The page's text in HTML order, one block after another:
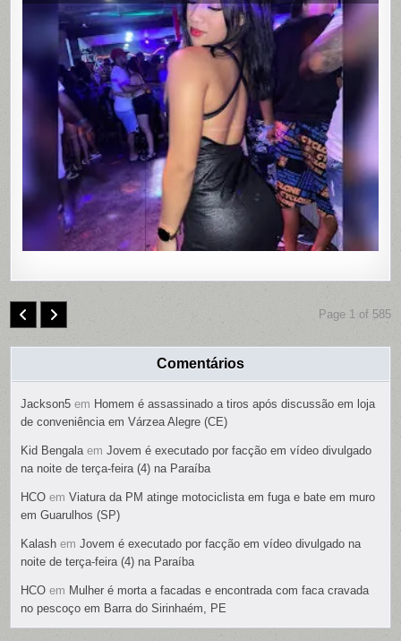
ANOS
EM
MOTEL
COM
REMOTO
PARTES
É
Page 1 of 585
Comentários
Jackson5 em Homem é assassinado a tiros após discussão em loja
de conveniência em Várzea Alegre (CE)
Kid Bengala emJovem é executado por facção em vídeo divulgado
na noite de terça-feira (4) na Paraíba
HCO emViatura da PM atinge motociclista em fuga e bate em muro
em Guarulhos (SP)
Kalash emJovem é executado por facção em vídeo divulgado na
noite de terça-feira (4) na Paraíba
HCO em Mulher é morta a facadas e encontrada com faca cravada
no pescoço em Barra do Sirinhaém, PE